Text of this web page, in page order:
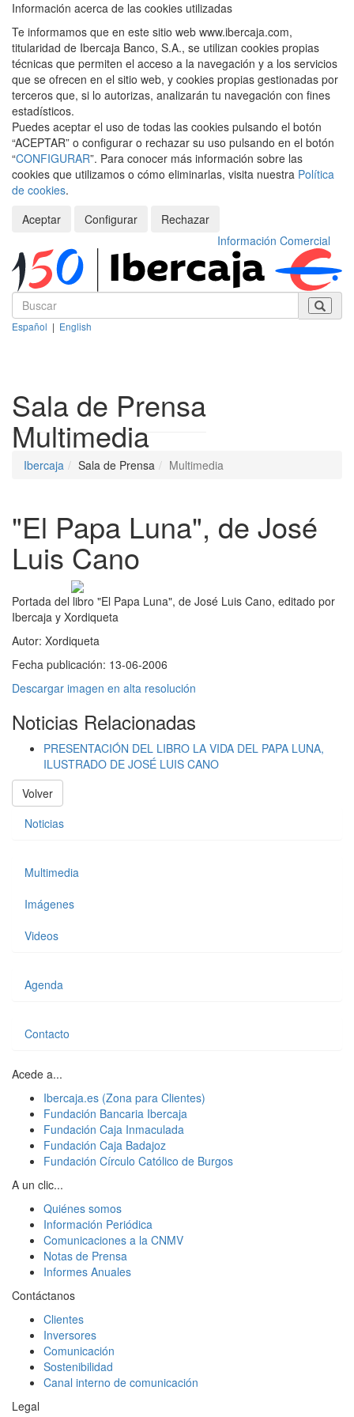
Información acerca de las cookies utilizadas
Te informamos que en este sitio web www.ibercaja.com,
titularidad de Ibercaja Banco, S.A., se utilizan cookies propias
técnicas que permiten el acceso a la navegación y a los servicios
que se ofrecen en el sitio web, y cookies propias gestionadas por
terceros que, si lo autorizas, analizarán tu navegación con fines
estadísticos.
Puedes aceptar el uso de todas las cookies pulsando el botón
“ACEPTAR” o configurar o rechazar su uso pulsando en el botón
“CONFIGURAR”. Para conocer más información sobre las
cookies que utilizamos o cómo eliminarlas, visita nuestra Política
de cookies.
Aceptar
Configurar
Rechazar
Información Comercial
Español | English
Sala de Prensa
Multimedia
Ibercaja Sala de Prensa Multimedia
"El Papa Luna", de José
Luis Cano
Portada del libro "El Papa Luna", de José Luis Cano, editado por
Ibercaja y Xordiqueta
Autor: Xordiqueta
Fecha publicación: 13-06-2006
Descargar imagen en alta resolución
Noticias Relacionadas
PRESENTACIÓN DEL LIBRO LA VIDA DEL PAPA LUNA,
ILUSTRADO DE JOSÉ LUIS CANO
Volver
Noticias
Multimedia
Imágenes
Videos
Agenda
Contacto
Acede a...
Ibercaja.es (Zona para Clientes)
Fundación Bancaria Ibercaja
Fundación Caja Inmaculada
Fundación Caja Badajoz
Fundación Círculo Católico de Burgos
A un clic...
Quiénes somos
Información Periódica
Comunicaciones a la CNMV
Notas de Prensa
Informes Anuales
Contáctanos
Clientes
Inversores
Comunicación
Sostenibilidad
Canal interno de comunicación
Legal